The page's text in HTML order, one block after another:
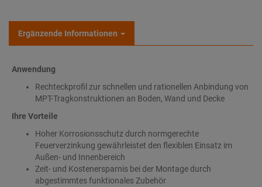
Ergänzende Informationen
Anwendung
Rechteckprofil zur schnellen und rationellen Anbindung von
MPT-Tragkonstruktionen an Boden, Wand und Decke
Ihre Vorteile
Hoher Korrosionsschutz durch normgerechte
Feuerverzinkung gewährleistet den flexiblen Einsatz im
Außen- und Innenbereich
Zeit- und Kostenersparnis bei der Montage durch
abgestimmtes funktionales Zubehör